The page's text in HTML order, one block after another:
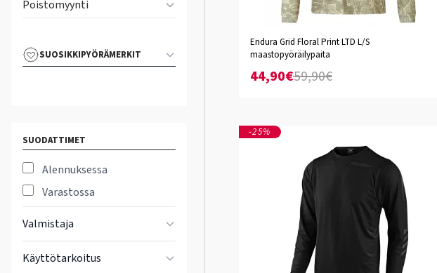
Poistomyynti
SUOSIKKIPYÖRÄMERKIT
SUODATTIMET
Alennuksessa
Varastossa
Valmistaja
Käyttötarkoitus
S L M XL XXL XXXL
Endura Grid Floral Print LTD L/S
maastopyöräilypaita
44,90€59,90€
-25%